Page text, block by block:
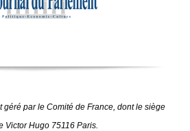
géré par le Comité de France, dont le siège
Victor Hugo 75116 Paris.